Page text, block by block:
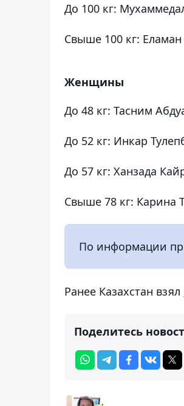
До 100 кг:
Свыше 100 кг:
Женщины
До 48 кг: Тасним
До 52 кг: Инкар
До 57 кг: Ханзада
Свыше 78 кг: Карина
По информации
Ранее Казахстан взял
Поделитесь